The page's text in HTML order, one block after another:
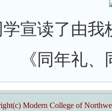
学宣读了由
《同年礼
Modern College of